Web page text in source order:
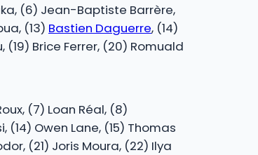
(6) Jean-Baptiste Barrère,
(13) Bastien Daguerre, (14)
(19) Brice Ferrer, (20) Romuald
(7) Loan Réal, (8)
(14) Owen Lane, (15) Thomas
(21) Joris Moura, (22) Ilya